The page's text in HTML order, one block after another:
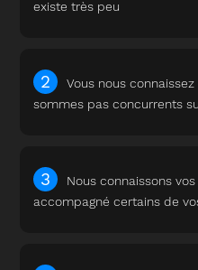
existe très peu
Vous nous
sommes pas concurrents
Nous connaissons
accompagné certains de